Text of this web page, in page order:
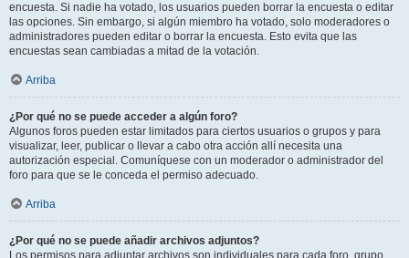
encuesta. Si nadie ha votado, los usuarios pueden borrar la encuesta o editar
las opciones. Sin embargo, si algún miembro ha votado, solo moderadores o
administradores pueden editar o borrar la encuesta. Esto evita que las
encuestas sean cambiadas a mitad de la votación.
Arriba
¿Por qué no se puede acceder a algún foro?
Algunos foros pueden estar limitados para ciertos usuarios o grupos y para
visualizar, leer, publicar o llevar a cabo otra acción allí necesita una
autorización especial. Comuníquese con un moderador o administrador del
foro para que se le conceda el permiso adecuado.
Arriba
¿Por qué no se puede añadir archivos adjuntos?
Los permisos para adjuntar archivos son individuales para cada foro, grupo,